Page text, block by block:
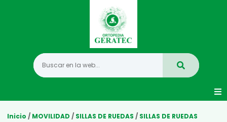
Movilidad
Inicio / MOVILIDAD / SILLAS DE RUEDAS / SILLAS DE RUEDAS